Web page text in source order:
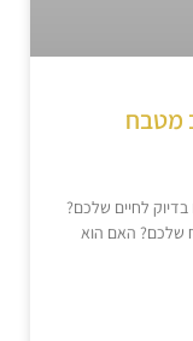
מטבח
לחיים שלכם?
שלכם? האם הוא